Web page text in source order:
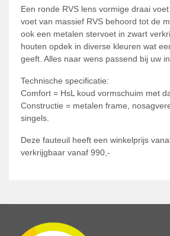
Een ronde RVS lens vormige draai
voet van massief RVS behoord tot de
ook een metalen stervoet in zwart
houten opdek in diverse kleuren wat
geeft. Alles naar wens passend bij uw
Technische specificatie:
Comfort = HsL koud vormschuim met
Constructie = metalen frame,
singels.
Deze fauteuil heeft een winkelprijs
verkrijgbaar vanaf 990,-